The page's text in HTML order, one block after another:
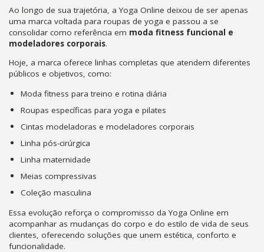
Ao longo de sua trajetória, a Yoga Online deixou de ser apenas
uma marca voltada para roupas de yoga e passou a se
consolidar como referência em moda fitness funcional e
modeladores corporais.
Hoje, a marca oferece linhas completas que atendem diferentes
públicos e objetivos, como:
Moda fitness para treino e rotina diária
Roupas específicas para yoga e pilates
Cintas modeladoras e modeladores corporais
Linha pós-cirúrgica
Linha maternidade
Meias compressivas
Coleção masculina
Essa evolução reforça o compromisso da Yoga Online em
acompanhar as mudanças do corpo e do estilo de vida de seus
clientes, oferecendo soluções que unem estética, conforto e
funcionalidade.